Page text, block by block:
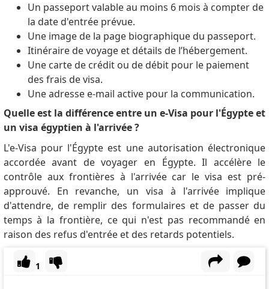
Un passeport valable au moins 6 mois à compter de
la date d'entrée prévue.
Une image de la page biographique du passeport.
Itinéraire de voyage et détails de l’hébergement.
Une carte de crédit ou de débit pour le paiement
des frais de visa.
Une adresse e-mail active pour la communication.
Quelle est la différence entre un e-Visa pour l'Égypte et
un visa égyptien à l'arrivée ?
L'e-Visa pour l'Égypte est une autorisation électronique
accordée avant de voyager en Égypte.Il accélère le
contrôle aux frontières à l'arrivée car le visa est pré-
approuvé. En revanche, un visa à l'arrivée implique
d'attendre, de remplir des formulaires et de passer du
temps à la frontière, ce qui n'est pas recommandé en
raison des refus d'entrée et des retards potentiels.
1